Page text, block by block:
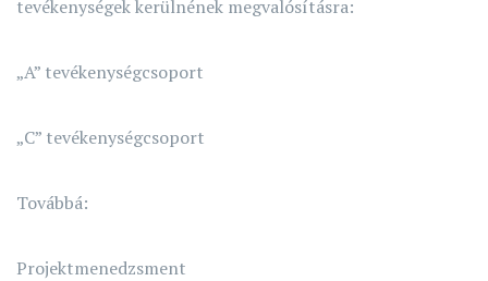
tevékenységek kerülnének megvalósításra:
„A” tevékenységcsoport
„C” tevékenységcsoport
Továbbá:
Projektmenedzsment